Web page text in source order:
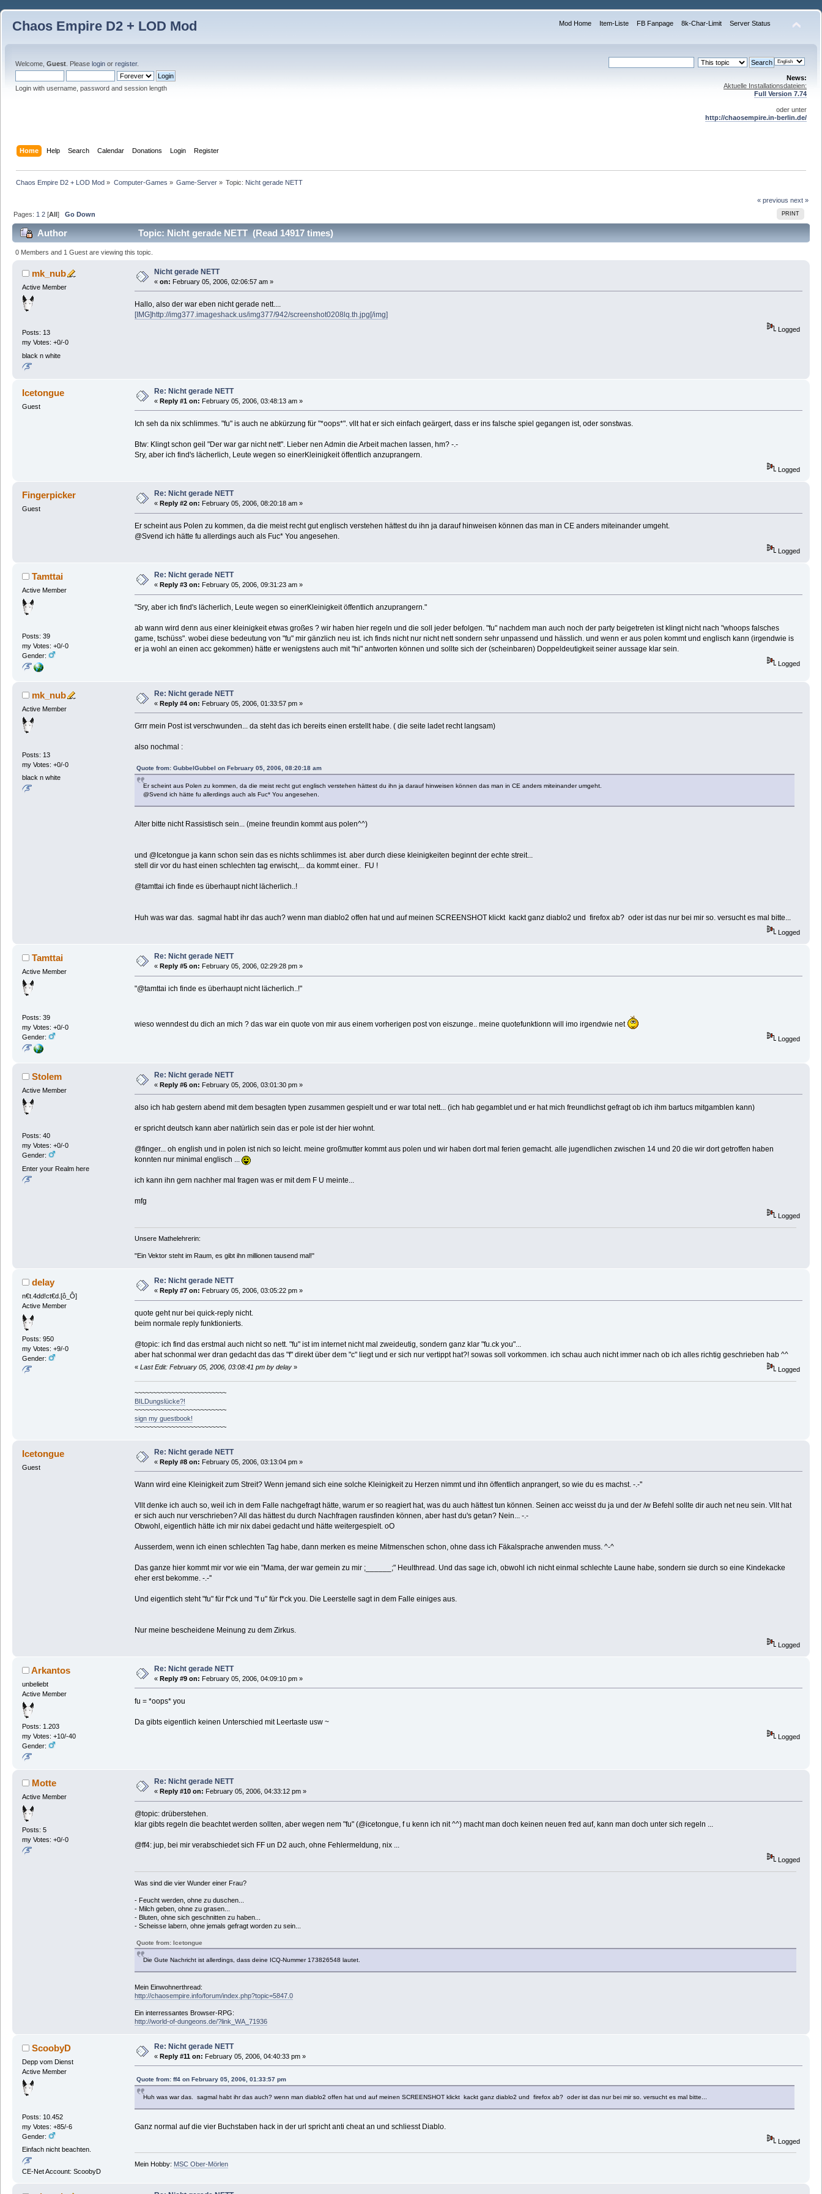
Chaos Empire D2 + LOD Mod Mod Home Item-Liste FB Fanpage 8k-Char-Limit Server Status
Welcome, Guest . Please login or register.
Login with username, password and session length
News:
Aktuelle Installationsdateien:
Full Version 7.74
oder unter
http://chaosempire.in-berlin.de/
Home Help Search Calendar Donations Login Register
Chaos Empire D2 + LOD Mod » Computer-Games » Game-Server» Topic: Nicht gerade NETT
« previous next »
PRINT
Pages: 1 2 [All]Go Down
Author Topic: Nicht gerade NETT (Read 14917 times)
0 Members and 1 Guest are viewing this topic.
mk_nub
Active Member
Posts: 13
my Votes: +0/-0
black n white
Nicht gerade NETT
« on: February 05, 2006, 02:06:57 am »
Hallo, also der war eben nicht gerade nett....
[IMG]http://img377.imageshack.us/img377/942/screenshot0208lq.th.jpg[/img]
Logged
Icetongue
Guest
Re: Nicht gerade NETT
« Reply #1 on: February 05, 2006, 03:48:13 am »
Ich seh da nix schlimmes. "fu" is auch ne abkürzung für "*oops*". vllt hat er sich einfach geärgert, dass er ins falsche spiel gegangen ist, oder sonstwas.
Btw: Klingt schon geil "Der war gar nicht nett". Lieber nen Admin die Arbeit machen lassen, hm? -.-
Sry, aber ich find's lächerlich, Leute wegen so einerKleinigkeit öffentlich anzuprangern.
Logged
Fingerpicker
Guest
Re: Nicht gerade NETT
« Reply #2 on: February 05, 2006, 08:20:18 am »
Er scheint aus Polen zu kommen, da die meist recht gut englisch verstehen hättest du ihn ja darauf hinweisen können das man in CE anders miteinander umgeht.
@Svend ich hätte fu allerdings auch als Fuc* You angesehen.
Logged
Tamttai
Active Member
Posts: 39
my Votes: +0/-0
Gender:
Re: Nicht gerade NETT
« Reply #3 on: February 05, 2006, 09:31:23 am »
"Sry, aber ich find's lächerlich, Leute wegen so einerKleinigkeit öffentlich anzuprangern."
ab wann wird denn aus einer kleinigkeit etwas großes ? wir haben hier regeln und die soll jeder befolgen. "fu" nachdem man auch noch der party beigetreten ist klingt nicht nach "whoops falsches
game, tschüss". wobei diese bedeutung von "fu" mir gänzlich neu ist. ich finds nicht nur nicht nett sondern sehr unpassend und hässlich. und wenn er aus polen kommt und englisch kann (irgendwie is
er ja wohl an einen acc gekommen) hätte er wenigstens auch mit "hi" antworten können und sollte sich der (scheinbaren) Doppeldeutigkeit seiner aussage klar sein.
Logged
mk_nub
Active Member
Posts: 13
my Votes: +0/-0
black n white
Re: Nicht gerade NETT
« Reply #4 on: February 05, 2006, 01:33:57 pm »
Grrr mein Post ist verschwunden... da steht das ich bereits einen erstellt habe. ( die seite ladet recht langsam)
also nochmal :
Quote from: GubbelGubbel on February 05, 2006, 08:20:18 am
Er scheint aus Polen zu kommen, da die meist recht gut englisch verstehen hättest du ihn ja darauf hinweisen können das man in CE anders miteinander umgeht.
@Svend ich hätte fu allerdings auch als Fuc* You angesehen.
Alter bitte nicht Rassistisch sein... (meine freundin kommt aus polen^^)
und @Icetongue ja kann schon sein das es nichts schlimmes ist. aber durch diese kleinigkeiten beginnt der echte streit...
stell dir vor du hast einen schlechten tag erwischt,... da kommt einer.. FU !
@tamttai ich finde es überhaupt nicht lächerlich..!
Huh was war das. sagmal habt ihr das auch? wenn man diablo2 offen hat und auf meinen SCREENSHOT klickt kackt ganz diablo2 und firefox ab? oder ist das nur bei mir so. versucht es mal bitte...
Logged
Tamttai
Active Member
Posts: 39
my Votes: +0/-0
Gender:
Re: Nicht gerade NETT
« Reply #5 on: February 05, 2006, 02:29:28 pm »
"@tamttai ich finde es überhaupt nicht lächerlich..!"
wieso wenndest du dich an mich ? das war ein quote von mir aus einem vorherigen post von eiszunge.. meine quotefunktionn will imo irgendwie net
Logged
Stolem
Active Member
Posts: 40
my Votes: +0/-0
Gender:
Enter your Realm here
Re: Nicht gerade NETT
« Reply #6 on: February 05, 2006, 03:01:30 pm »
also ich hab gestern abend mit dem besagten typen zusammen gespielt und er war total nett... (ich hab gegamblet und er hat mich freundlichst gefragt ob ich ihm bartucs mitgamblen kann)
er spricht deutsch kann aber natürlich sein das er pole ist der hier wohnt.
@finger... oh english und in polen ist nich so leicht. meine großmutter kommt aus polen und wir haben dort mal ferien gemacht. alle jugendlichen zwischen 14 und 20 die wir dort getroffen haben
konnten nur minimal englisch ...
ich kann ihn gern nachher mal fragen was er mit dem F U meinte...
mfg
Logged
Unsere Mathelehrerin:
"Ein Vektor steht im Raum, es gibt ihn millionen tausend mal!"
delay
n€t.4dd!ct€d.[ô_Ô]
Active Member
Posts: 950
my Votes: +9/-0
Gender:
Re: Nicht gerade NETT
« Reply #7 on: February 05, 2006, 03:05:22 pm »
quote geht nur bei quick-reply nicht.
beim normale reply funktionierts.
@topic: ich find das erstmal auch nicht so nett. "fu" ist im internet nicht mal zweideutig, sondern ganz klar "fu.ck you"...
aber hat schonmal wer dran gedacht das das "f" direkt über dem "c" liegt und er sich nur vertippt hat?! sowas soll vorkommen. ich schau auch nicht immer nach ob ich alles richtig geschrieben hab ^^
« Last Edit: February 05, 2006, 03:08:41 pm by delay» Logged
~~~~~~~~~~~~~~~~~~~~~~~~~
BILDungslücke?!
~~~~~~~~~~~~~~~~~~~~~~~~~
sign my guestbook!
~~~~~~~~~~~~~~~~~~~~~~~~~
Icetongue
Guest
Re: Nicht gerade NETT
« Reply #8 on: February 05, 2006, 03:13:04 pm »
Wann wird eine Kleinigkeit zum Streit? Wenn jemand sich eine solche Kleinigkeit zu Herzen nimmt und ihn öffentlich anprangert, so wie du es machst. -.-''
Vllt denke ich auch so, weil ich in dem Falle nachgefragt hätte, warum er so reagiert hat, was du auch hättest tun können. Seinen acc weisst du ja und der /w Befehl sollte dir auch net neu sein. Vllt hat
er sich auch nur verschrieben? All das hättest du durch Nachfragen rausfinden können, aber hast du's getan? Nein... -.-
Obwohl, eigentlich hätte ich mir nix dabei gedacht und hätte weitergespielt. oO
Ausserdem, wenn ich einen schlechten Tag habe, dann merken es meine Mitmenschen schon, ohne dass ich Fäkalsprache anwenden muss. ^-^
Das ganze hier kommt mir vor wie ein "Mama, der war gemein zu mir ;______;" Heulthread. Und das sage ich, obwohl ich nicht einmal schlechte Laune habe, sondern sie durch so eine Kindekacke
eher erst bekomme. -.-''
Und eigentlich steht "fu" für f*ck und "f u" für f*ck you. Die Leerstelle sagt in dem Falle einiges aus.
Nur meine bescheidene Meinung zu dem Zirkus.
Logged
Arkantos
unbeliebt
Active Member
Posts: 1.203
my Votes: +10/-40
Gender:
Re: Nicht gerade NETT
« Reply #9 on: February 05, 2006, 04:09:10 pm »
fu = *oops* you
Da gibts eigentlich keinen Unterschied mit Leertaste usw ~
Logged
Motte
Active Member
Posts: 5
my Votes: +0/-0
Re: Nicht gerade NETT
« Reply #10 on: February 05, 2006, 04:33:12 pm »
@topic: drüberstehen.
klar gibts regeln die beachtet werden sollten, aber wegen nem "fu" (@icetongue, f u kenn ich nit ^^) macht man doch keinen neuen fred auf, kann man doch unter sich regeln ...
@ff4: jup, bei mir verabschiedet sich FF un D2 auch, ohne Fehlermeldung, nix ...
Logged
Was sind die vier Wunder einer Frau?
- Feucht werden, ohne zu duschen...
- Milch geben, ohne zu grasen...
- Bluten, ohne sich geschnitten zu haben...
- Scheisse labern, ohne jemals gefragt worden zu sein...
Quote from: Icetongue
Die Gute Nachricht ist allerdings, dass deine ICQ-Nummer 173826548 lautet.
Mein Einwohnerthread:
http://chaosempire.info/forum/index.php?topic=5847.0
Ein interressantes Browser-RPG:
http://world-of-dungeons.de/?link_WA_71936
ScoobyD
Depp vom Dienst
Active Member
Posts: 10.452
my Votes: +85/-6
Gender:
Einfach nicht beachten.
CE-Net Account: ScoobyD
Re: Nicht gerade NETT
« Reply #11 on: February 05, 2006, 04:40:33 pm »
Quote from: ff4 on February 05, 2006, 01:33:57 pm
Huh was war das. sagmal habt ihr das auch? wenn man diablo2 offen hat und auf meinen SCREENSHOT klickt kackt ganz diablo2 und firefox ab? oder ist das nur bei mir so. versucht es mal bitte...
Ganz normal auf die vier Buchstaben hack in der url spricht anti cheat an und schliesst Diablo.
Logged
Mein Hobby: MSC Ober-Mörlen